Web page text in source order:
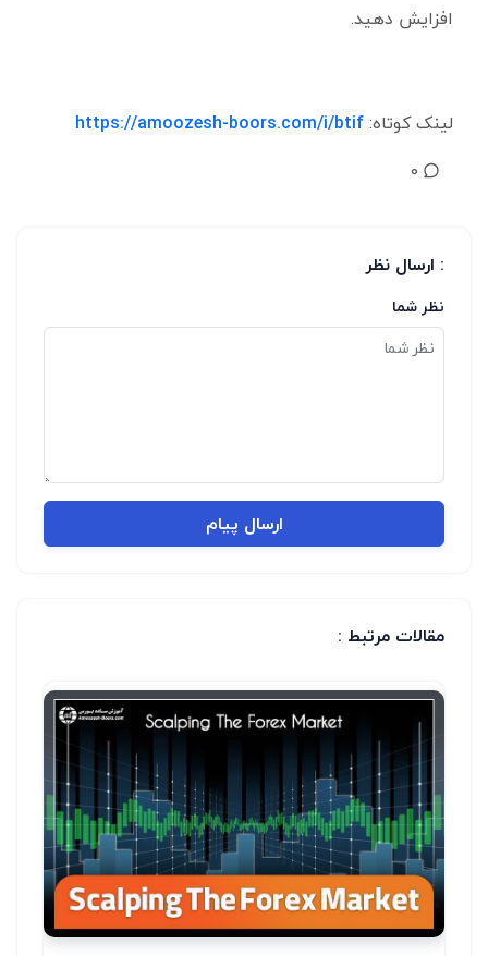
افزایش دهید.
لینک کوتاه:https://amoozesh-boors.com/i/btif
0
: ارسال نظر
نظر شما
ارسال پیام
مقالات مرتبط :